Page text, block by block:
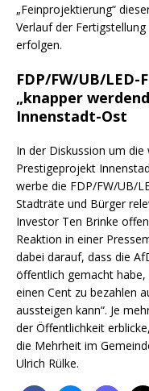
„Feinprojektierung“
Verlauf der
erfolgen.
FDP/FW/UB/
„knapper
Innenstadt-Ost
In der Diskussion um
Prestigeprojekt
werbe die FDP/FW/UB/
Stadträte und Bürger
Investor Ten Brinke
Reaktion in einer
dabei darauf, dass die
öffentlich gemacht
einen Cent zu bezahlen
aussteigen kann“. Je
der Öffentlichkeit
die Mehrheit im
Ulrich Rülke.